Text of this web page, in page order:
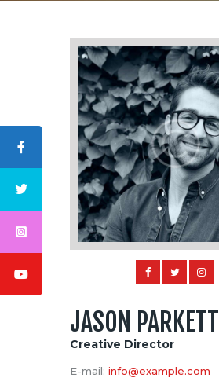
ABOUT US
LOGO
BLOG
CONTACT US
JASON PARKETT
Creative Director
E-mail: info@example.com